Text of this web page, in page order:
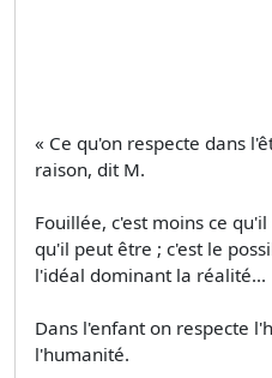
« Ce qu'on respecte dans
raison, dit M.
Fouillée, c'est moins ce
qu'il peut être ; c'est le
l'idéal dominant la réalité...
Dans l'enfant on respecte
l'humanité.